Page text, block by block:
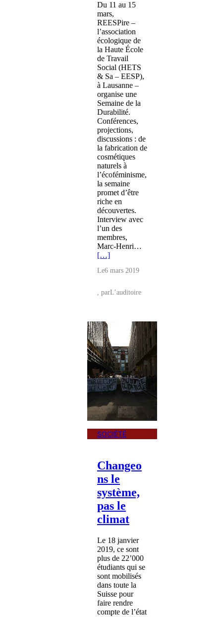
Du 11 au 15
mars,
REESPire –
l’association
écologique de
la Haute École
de Travail
Social (HETS
& Sa – EESP),
à Lausanne –
organise une
Semaine de la
Durabilité.
Conférences,
projections,
discussions : de
la fabrication de
cosmétiques
naturels à
l’écoféminisme,
la semaine
promet d’être
riche en
découvertes.
Interview avec
l’un des
membres,
Marc-Henri…
[…]
Le6 mars 2019
, parL’auditoire
SOCIÉTÉ
Changeo
ns le
système,
pas le
climat
Le 18 janvier
2019, ce sont
plus de 22’000
étudiants qui se
sont mobilisés
dans toute la
Suisse pour
faire rendre
compte de l’état